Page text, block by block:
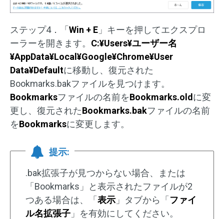
ステップ4．「 Win + E 」キーを押してエクスプロ
ーラーを開きます。 C:¥Users¥ユーザー名
¥AppData¥Local¥Google¥Chrome¥User
Data¥Defaultに移動し、復元された
Bookmarks.bakファイルを見つけます。
Bookmarksファイルの名前をBookmarks.old に変
更し、復元されたBookmarks.bakファイルの名前
をBookmarksに変更します。
提示:
.bak拡張子が見つからない場合、または
「Bookmarks」と表示されたファイルが2
つある場合は、「 表示 」タブから「 ファイ
ル名拡張子 」を有効にしてください。